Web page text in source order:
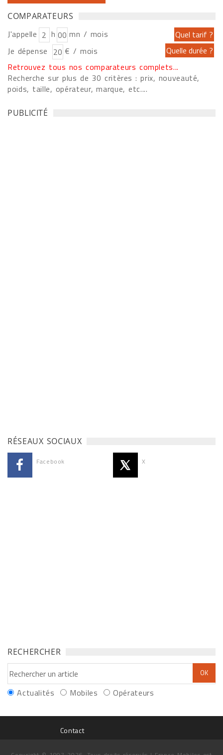
COMPARATEURS
J'appelle h
mn / mois
Je dépense
€ / mois
Retrouvez tous nos comparateurs complets...
Recherche sur plus de 30 critères : prix, nouveauté,
poids, taille, opérateur, marque, etc....
PUBLICITÉ
RÉSEAUX SOCIAUX
Facebook X
RECHERCHER
Actualités Mobiles Opérateurs
Contact